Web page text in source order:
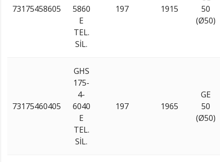
73175458605
5860
E
TEL.
SİL.
197 1915
50
(Ø50)
73175460405
GHS
175-
4-
6040
E
TEL.
SİL.
197 1965
GE
50
(Ø50)